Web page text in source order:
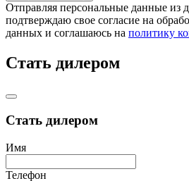
Отправляя персональные данные из
подтверждаю свое согласие на
данных и соглашаюсь на политику
Стать дилером
Стать дилером
Имя
Телефон